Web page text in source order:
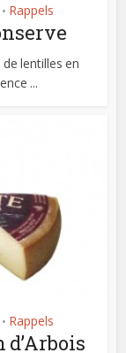
• Rappels
lentilles en
...
• Rappels
d’Arbois